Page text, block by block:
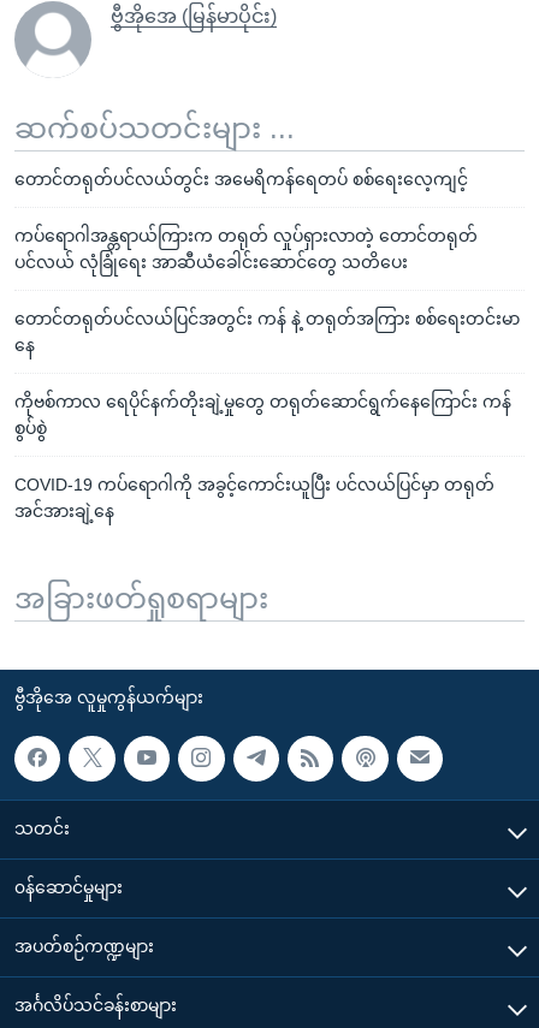
ဗွီအိုအေ (မြန်မာပိုင်း)
ဆက်စပ်သတင်းများ ...
တောင်တရုတ်ပင်လယ်တွင်း အမေရိကန်ရေတပ် စစ်ရေးလေ့ကျင့်
ကပ်ရောဂါအန္တရာယ်ကြားက တရုတ် လှုပ်ရှားလာတဲ့ တောင်တရုတ်
ပင်လယ် လုံခြုံရေး အာဆီယံခေါင်းဆောင်တွေ သတိပေး
တောင်တရုတ်ပင်လယ်ပြင်အတွင်း ကန် နဲ့ တရုတ်အကြား စစ်ရေးတင်းမာ
နေ
ကိုဗစ်ကာလ ရေပိုင်နက်တိုးချဲ့မှုတွေ တရုတ်ဆောင်ရွက်နေကြောင်း ကန်
စွပ်စွဲ
COVID-19 ကပ်ရောဂါကို အခွင့်ကောင်းယူပြီး ပင်လယ်ပြင်မှာ တရုတ်
အင်အားချဲ့နေ
အခြားဖတ်ရှုစရာများ
ဗွီအိုအေ လူမှုကွန်ယက်များ
သတင်း
၀န်ဆောင်မှုများ
အပတ်စဉ်ကဏ္ဍများ
အင်္ဂလိပ်သင်ခန်းစာများ